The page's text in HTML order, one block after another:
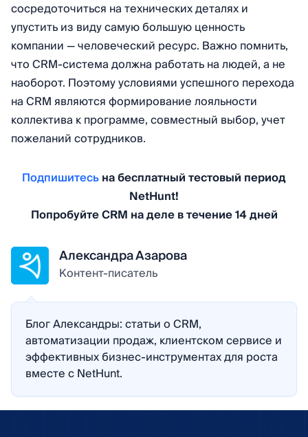
сосредоточиться на технических деталях и
упустить из виду самую большую ценность
компании — человеческий ресурс. Важно помнить,
что CRM-система должна работать на людей, а не
наоборот. Поэтому условиями успешного перехода
на CRM являются формирование лояльности
коллектива к программе, совместный выбор, учет
пожеланий сотрудников.
Подпишитесьна бесплатный тестовый период
NetHunt!
Попробуйте CRM на деле в течение 14 дней
Александра Азарова
Контент-писатель
Блог Александры: статьи о CRM,
автоматизации продаж, клиентском сервисе и
эффективных бизнес-инструментах для роста
вместе с NetHunt.